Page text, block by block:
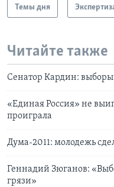
Темы дня
Читайте также
Сенатор Кардин:
«Единая Россия» не
проиграла
Дума-2011: молодежь
Геннадий Зюганов:
грязи»